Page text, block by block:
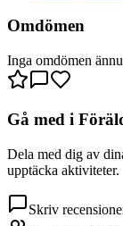
Omdömen
Inga omdömen
Gå med i
Dela med dig av
upptäcka aktiviteter.
Skriv